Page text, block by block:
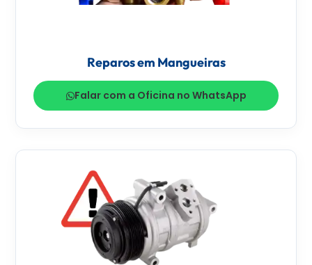
Reparos em Mangueiras
Falar com a Oficina no WhatsApp